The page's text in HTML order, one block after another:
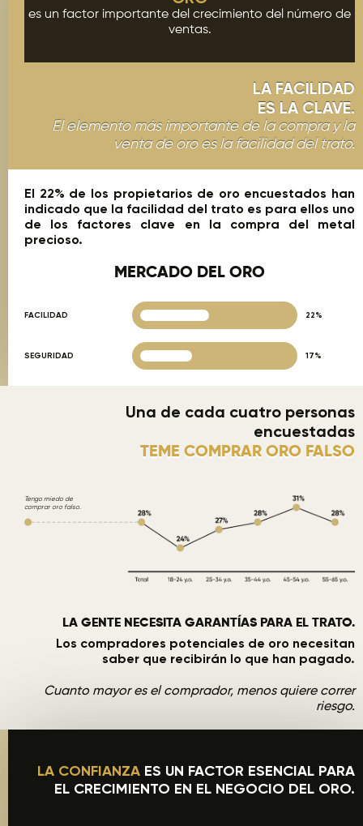
es un factor importante del crecimiento del número de
ventas.
LA FACILIDAD
ES LA CLAVE.
El elemento más importante de la compra y la
venta de oro es la facilidad del trato.
El 22% de los propietarios de oro encuestados han
indicado que la facilidad del trato es para ellos uno
de los factores clave en la compra del metal
precioso.
MERCADO DEL ORO
FACILIDAD 22%
SEGURIDAD 17%
Una de cada cuatro personas
encuestadas
TEME COMPRAR ORO FALSO
Tengo miedo de
comprar oro falso.
LA GENTE NECESITA GARANTÍAS PARA EL TRATO.
Los compradores potenciales de oro necesitan
saber que recibirán lo que han pagado.
Cuanto mayor es el comprador, menos quiere correr
riesgo.
LA CONFIANZA ES UN FACTOR ESENCIAL PARA
EL CRECIMIENTO EN EL NEGOCIO DEL ORO.